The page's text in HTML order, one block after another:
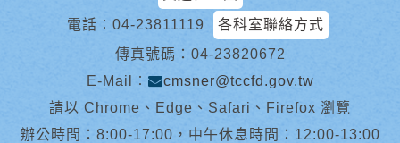
電話︰ 04-23811119
各科室聯絡方式
傳真號碼：04-23820672
E-Mail︰
cmsner@tccfd.gov.tw
請以 Chrome、Edge、Safari、Firefox 瀏覽
辦公時間：8:00-17:00，中午休息時間：12:00-13:00